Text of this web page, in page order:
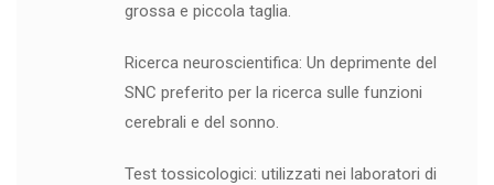
grossa e piccola taglia.
Ricerca neuroscientifica: Un deprimente del
SNC preferito per la ricerca sulle funzioni
cerebrali e del sonno.
Test tossicologici: utilizzati nei laboratori di